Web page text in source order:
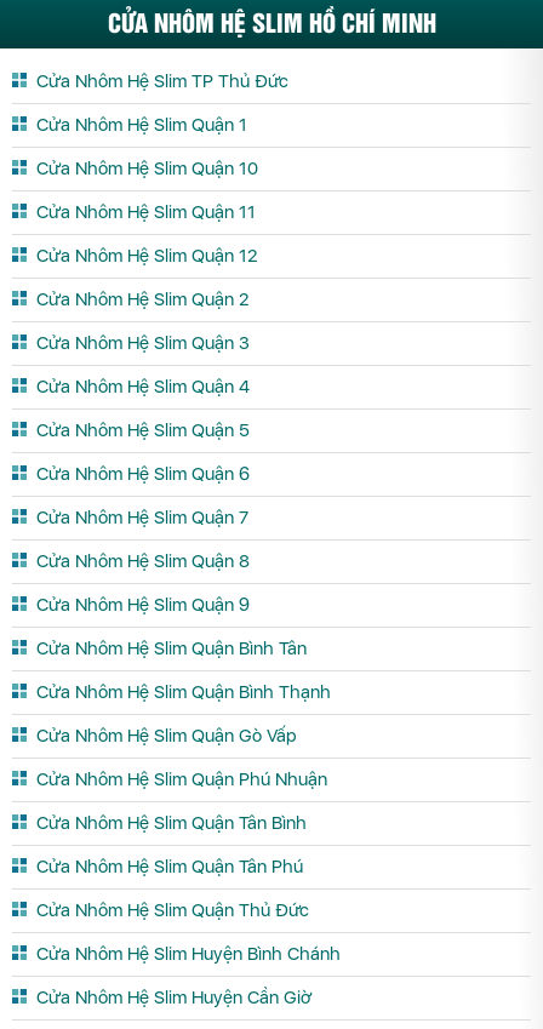
CỬA NHÔM HỆ SLIM HỒ CHÍ MINH
Cửa Nhôm Hệ Slim TP Thủ Đức
Cửa Nhôm Hệ Slim Quận 1
Cửa Nhôm Hệ Slim Quận 10
Cửa Nhôm Hệ Slim Quận 11
Cửa Nhôm Hệ Slim Quận 12
Cửa Nhôm Hệ Slim Quận 2
Cửa Nhôm Hệ Slim Quận 3
Cửa Nhôm Hệ Slim Quận 4
Cửa Nhôm Hệ Slim Quận 5
Cửa Nhôm Hệ Slim Quận 6
Cửa Nhôm Hệ Slim Quận 7
Cửa Nhôm Hệ Slim Quận 8
Cửa Nhôm Hệ Slim Quận 9
Cửa Nhôm Hệ Slim Quận Bình Tân
Cửa Nhôm Hệ Slim Quận Bình Thạnh
Cửa Nhôm Hệ Slim Quận Gò Vấp
Cửa Nhôm Hệ Slim Quận Phú Nhuận
Cửa Nhôm Hệ Slim Quận Tân Bình
Cửa Nhôm Hệ Slim Quận Tân Phú
Cửa Nhôm Hệ Slim Quận Thủ Đức
Cửa Nhôm Hệ Slim Huyện Bình Chánh
Cửa Nhôm Hệ Slim Huyện Cần Giờ